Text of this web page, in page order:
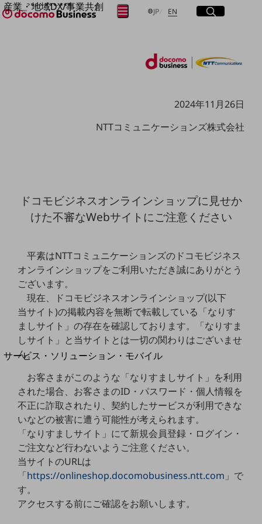
産業・地域DX/事業共創
OPEN HUB for Plural Futures
「社会可能性」を探究・実装する事業共創エコシステムです。
Smart Mobility
Smart Worksite
生成AI(Generative AI)
地域社会を支える皆さまと地域課題の解決や
地域経済のさらなる活性化に取り組みます
自治体・地域社会との共創
LGPF(Local Government Platform)
別ウィンドウで開きます
サービス・ソリューション・モバイル
DXに関する課題を解決する
サービス・ソリューションをご紹介
カテゴリーで探す
カテゴリーで探すTOP
ネットワーク・モバイル
クラウド・データセンター
電話・映像コミュニケーション
セキュリティ
JP日本語
EN Englishサイト内検索
開く
メニュー
開く
フリーワードでNTTドコモビジネスの
2024年11月26日
NTTコミュニケーションズ株式会社
ドコモビジネスオンラインショップに見せか
けた不審なWebサイトにご注意ください
平素はNTTコミュニケーションズのドコモビジネス
オンラインショップをご利用いただき誠にありがとう
ございます。
現在、ドコモビジネスオンラインショップ(以下
当サイト)の掲載内容を無断で転載している「なりす
ましサイト」の存在を確認しております。「なりすま
しサイト」と当サイトとは一切の関わりはございませ
ん。
お客さまがこのような「なりすましサイト」を利用
された場合、お客さまのID・パスワード・個人情報を
不正に詐取されたり、契約したサービスが利用できな
いなどの被害に遭う可能性が考えられます。
「なりすましサイト」にて新規会員登録・ログイン・
ご注文など行わないようご注意ください。
当サイトのURLは
「https://onlineshop.docomobusiness.ntt.com 」で
す。
アクセスする前にご確認をお願いします。